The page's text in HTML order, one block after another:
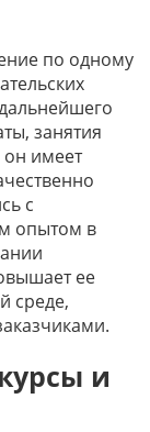
по одному
занятия
имеет
с
опытом в
ее
среде,
и